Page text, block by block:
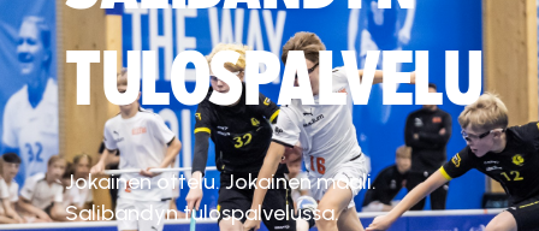
TULOSPALVELU
Jokainen ottelu. Jokainen maali.
Salibandyn tulospalvelussa.